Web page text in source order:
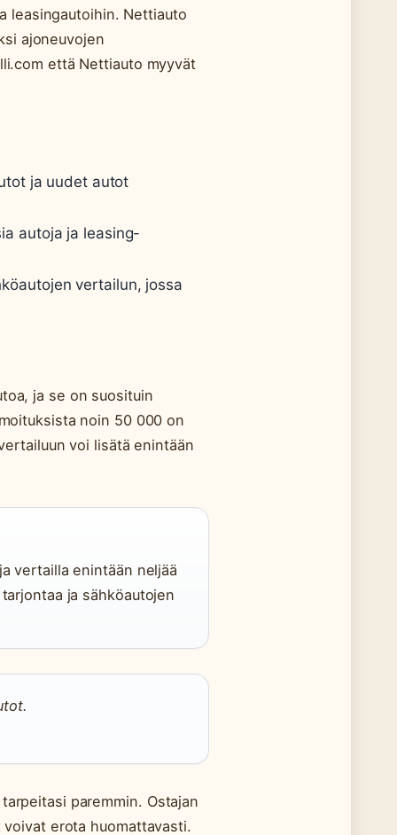
leasingautoihin. Nettiauto
ajoneuvojen
että Nettiauto myyvät
ja uudet autot
autoja ja leasing-
vertailun, jossa
ja se on suosituin
noin 50 000 on
voi lisätä enintään
vertailla enintään neljää
ja sähköautojen
paremmin. Ostajan
erota huomattavasti.